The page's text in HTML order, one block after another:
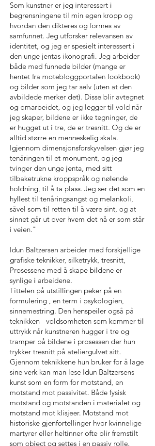
Som kunstner er jeg interessert i
begrensningene til min egen kropp og
hvordan den dikteres og formes av
samfunnet. Jeg utforsker relevansen av
identitet, og jeg er spesielt interessert i
den unge jentas ikonografi. Jeg arbeider
både med funnede bilder (mange er
hentet fra motebloggportalen lookbook)
og bilder som jeg tar selv (uten at den
avbildede merker det). Disse blir avtegnet
og omarbeidet, og jeg legger til vold når
jeg skaper, bildene er ikke tegninger, de
er hugget ut i tre, de er tresnitt. Og de er
alltid større en menneskelig skala.
Igjennom dimensjonsforskyvelsen gjør jeg
tenåringen til et monument, og jeg
tvinger den unge jenta, med sitt
tilbaketrukne kroppspråk og nølende
holdning, til å ta plass. Jeg ser det som en
hyllest til tenåringsangst og melankoli,
såvel som til retten til å være sint, og at
sinnet går ut over hvem det nå er som står
i veien."
Idun Baltzersen arbeider med forskjellige
grafiske teknikker, silketrykk, tresnitt,
Prosessene med å skape bildene er
synlige i arbeidene.
Tittelen på utstillingen peker på en
formulering , en term i psykologien,
sinnemestring. Den henspeiler også på
teknikken - voldsomheten som kommer til
uttrykk når kunstneren hugger i tre og
tramper på bildene i prosessen der hun
trykker tresnitt på ateliergulvet sitt.
Gjennom teknikkene hun bruker for å lage
sine verk kan man lese Idun Baltzersens
kunst som en form for motstand, en
motstand mot passivitet. Både fysisk
motstand og motstanden i materialet og
motstand mot klisjeer. Motstand mot
historiske gjenfortellinger hvor kvinnelige
martyrer eller heltinner ofte blir fremstilt
som object og settes i en passiv rolle.